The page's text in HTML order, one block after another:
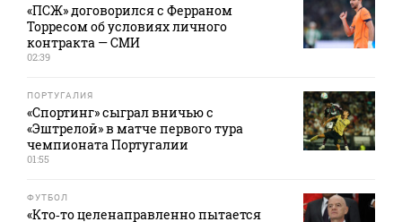
«ПСЖ» договорился с Ферраном
Торресом об условиях личного
контракта — СМИ
02:39
ПОРТУГАЛИЯ
«Спортинг» сыграл вничью с
«Эштрелой» в матче первого тура
чемпионата Португалии
01:55
ФУТБОЛ
«Кто‑то целенаправленно пытается